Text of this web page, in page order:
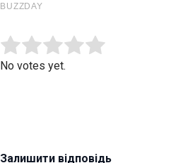
Rate this item:
No votes yet.
Залишити відповідь